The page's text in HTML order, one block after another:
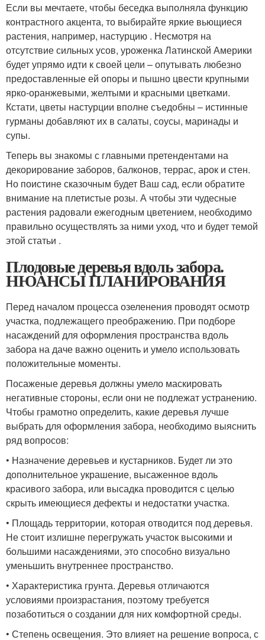
Если вы мечтаете, чтобы беседка выполняла функцию
контрастного акцента, то выбирайте яркие вьющиеся
растения, например, настурцию . Несмотря на
отсутствие сильных усов, уроженка Латинской Америки
будет упрямо идти к своей цели – опутывать любезно
предоставленные ей опоры и пышно цвести крупными
ярко-оранжевыми, желтыми и красными цветками.
Кстати, цветы настурции вполне съедобны – истинные
гурманы добавляют их в салаты, соусы, маринады и
супы.
Теперь вы знакомы с главными претендентами на
декорирование заборов, балконов, террас, арок и стен.
Но поистине сказочным будет Ваш сад, если обратите
внимание на плетистые розы. А чтобы эти чудесные
растения радовали ежегодным цветением, необходимо
правильно осуществлять за ними уход, что и будет темой
этой статьи .
Плодовые деревья вдоль забора.
НЮАНСЫ ПЛАНИРОВАНИЯ
Перед началом процесса озеленения проводят осмотр
участка, подлежащего преображению. При подборе
насаждений для оформления пространства вдоль
забора на даче важно оценить и умело использовать
положительные моменты.
Посаженые деревья должны умело маскировать
негативные стороны, если они не подлежат устранению.
Чтобы грамотно определить, какие деревья лучше
выбрать для оформления забора, необходимо выяснить
ряд вопросов:
• Назначение деревьев и кустарников. Будет ли это
дополнительное украшение, высаженное вдоль
красивого забора, или высадка проводится с целью
скрыть имеющиеся дефекты и недостатки участка.
• Площадь территории, которая отводится под деревья.
Не стоит излишне перегружать участок высокими и
большими насаждениями, это способно визуально
уменьшить внутреннее пространство.
• Характеристика грунта. Деревья отличаются
условиями произрастания, поэтому требуется
позаботиться о создании для них комфортной среды.
• Степень освещения. Это влияет на решение вопроса, с